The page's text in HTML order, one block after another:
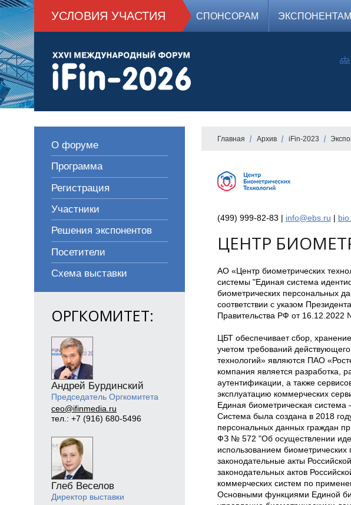
УСЛОВИЯ УЧАСТИЯ СПОНСОРАМ ЭКСПОНЕНТАМ
О форуме
Программа
Регистрация
Участники
Решения экспонентов
Посетители
Схема выставки
ОРГКОМИТЕТ:
Андрей Бурдинский
Председатель Оргкомитета
ceo@ifinmedia.ru
тел.: +7 (916) 680-5496
Глеб Веселов
Директор выставки
Главная Архив iFin-2023
(499) 999-82-83 | info@ebs.ru |
ЦЕНТР
АО «Центр биометрических
системы "Единая система
биометрических персональных
соответствии с указом
Правительства РФ от 16.12.2022
ЦБТ обеспечивает сбор,
учетом требований
технологий» являются ПАО
компания является разработка,
аутентификации, а также
эксплуатацию коммерческих
Единая биометрическая
Система была создана в 2018
персональных данных граждан
ФЗ № 572 "Об осуществлении
использованием
законодательные акты
законодательных актов
коммерческих систем по
Основными функциями Единой